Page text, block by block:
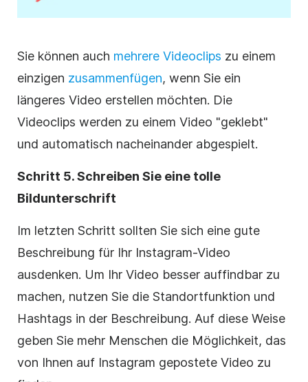
Sie können auch mehrere Videoclips zu einem
einzigen zusammenfügen, wenn Sie ein
längeres Video erstellen möchten. Die
Videoclips werden zu einem Video "geklebt"
und automatisch nacheinander abgespielt.
Schritt 5. Schreiben Sie eine tolle
Bildunterschrift
Im letzten Schritt sollten Sie sich eine gute
Beschreibung für Ihr Instagram-Video
ausdenken. Um Ihr Video besser auffindbar zu
machen, nutzen Sie die Standortfunktion und
Hashtags in der Beschreibung. Auf diese Weise
geben Sie mehr Menschen die Möglichkeit, das
von Ihnen auf Instagram gepostete Video zu